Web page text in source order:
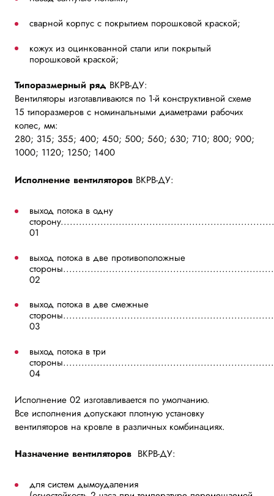
сварной корпус с покрытием порошковой краской;
кожух из оцинкованной стали или покрытый
порошковой краской;
Типоразмерный ряд ВКРВ-ДУ:
Вентиляторы изготавливаются по 1-й конструктивной схеме
15 типоразмеров с номинальными диаметрами рабочих
колес, мм:
280; 315; 355; 400; 450; 500; 560; 630; 710; 800; 900;
1000; 1120; 1250; 1400
Исполнение вентиляторов ВКРВ-ДУ:
выход потока в одну
01
выход потока в две противоположные
02
выход потока в две смежные
03
выход потока в три
04
Исполнение 02 изготавливается по умолчанию.
Все исполнения допускают плотную установку
вентиляторов на кровле в различных комбинациях.
Назначение вентиляторов ВКРВ-ДУ:
для систем дымоудаления